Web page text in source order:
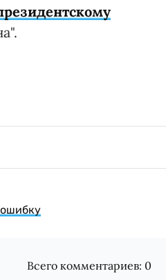
Всего комментариев: 0